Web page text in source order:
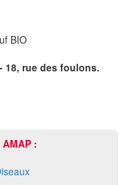
BIO
18, rue des foulons.
: